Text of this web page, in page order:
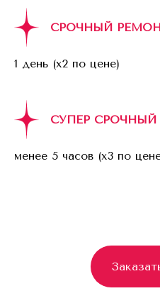
СРОЧНЫЙ
1 день (x2 по цене)
СУПЕР СРОЧНЫЙ
менее 5 часов (x3 по